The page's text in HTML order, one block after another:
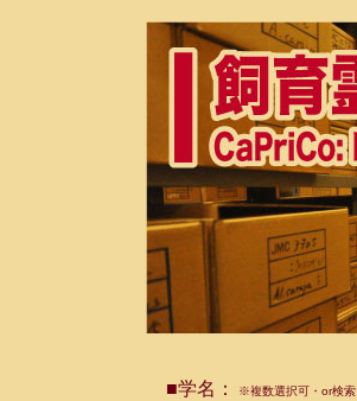
■学名： ※複数選択可・or検索